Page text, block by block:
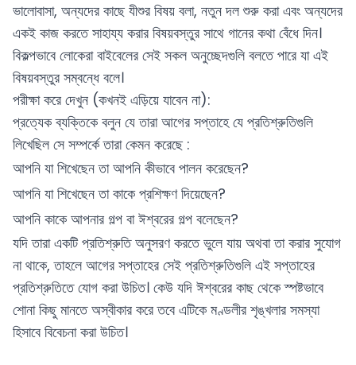
ভালোবাসা, অন্যদের কাছে যীশুর বিষয় বলা, নতুন দল শুরু করা এবং অন্যদের
একই কাজ করতে সাহায্য করার বিষয়বস্তুর সাথে গানের কথা বেঁধে দিন।
বিকল্পভাবে লোকেরা বাইবেলের সেই সকল অনুচ্ছেদগুলি বলতে পারে যা এই
বিষয়বস্তুর সম্বন্ধে বলে।
পরীক্ষা করে দেখুন (কখনই এড়িয়ে যাবেন না):
প্রত্যেক ব্যক্তিকে বলুন যে তারা আগের সপ্তাহে যে প্রতিশ্রুতিগুলি
লিখেছিল সে সম্পর্কে তারা কেমন করেছে :
আপনি যা শিখেছেন তা আপনি কীভাবে পালন করেছেন?
আপনি যা শিখেছেন তা কাকে প্রশিক্ষণ দিয়েছেন?
আপনি কাকে আপনার গল্প বা ঈশ্বরের গল্প বলেছেন?
যদি তারা একটি প্রতিশ্রুতি অনুসরণ করতে ভুলে যায় অথবা তা করার সুযোগ
না থাকে, তাহলে আগের সপ্তাহের সেই প্রতিশ্রুতিগুলি এই সপ্তাহের
প্রতিশ্রুতিতে যোগ করা উচিত। কেউ যদি ঈশ্বরের কাছ থেকে স্পষ্টভাবে
শোনা কিছু মানতে অস্বীকার করে তবে এটিকে মণ্ডলীর শৃঙ্খলার সমস্যা
হিসাবে বিবেচনা করা উচিত।